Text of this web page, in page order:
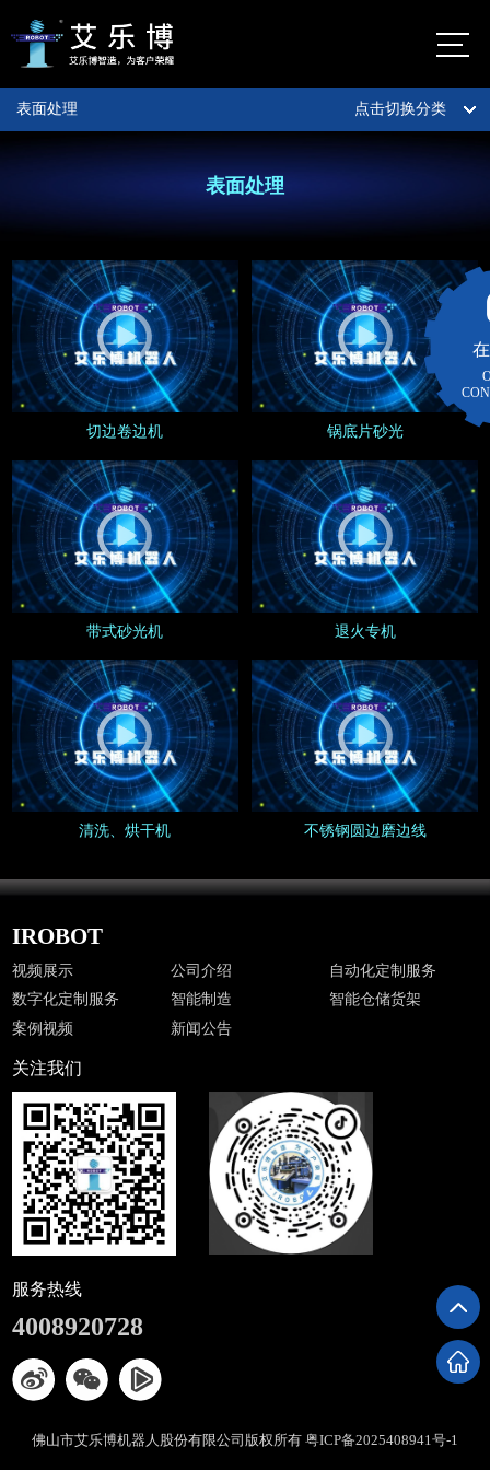
佛山市艾乐
博机器人股
份有限公司
博总
部
佛山市
南海区
大沥镇
太平村
地
图
数字化定制服务
智能制造
智能仓储货架
新闻公告
表面处理
表面处理 点击切换分类
切边卷边机 锅底片砂光
带式砂光机 退火专机
清洗、烘干机 不锈钢圆边磨边线
IROBOT
视频展示 公司介绍
自动化定制服务
数字化定制服务
智能制造
智能仓储货架
案例视频
新闻公告
关注我们
服务热线
4008920728
佛山市艾乐博机器人股份有限公司版权所有 粤ICP备2025408941号-1